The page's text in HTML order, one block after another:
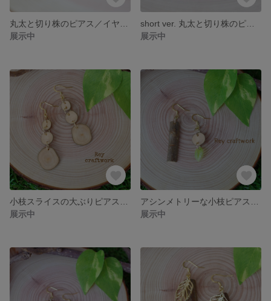
展示中
展示中
展示中
展示中